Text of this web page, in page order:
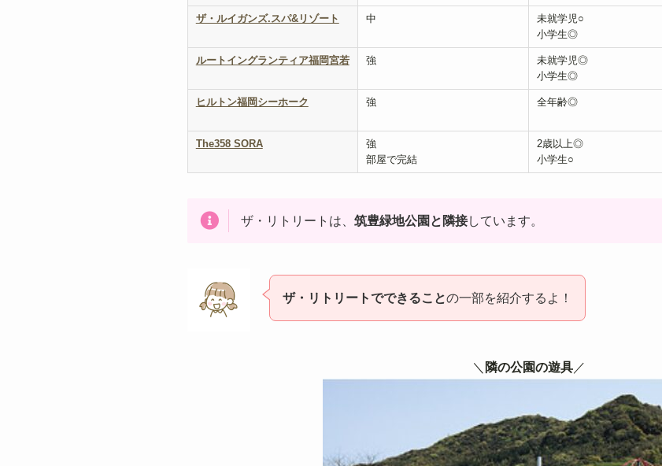
ザ・ルイガンズ.スパ&リゾート 中
未就学児○
小学生◎
ルートイングランティア福岡宮若 強
未就学児◎
小学生◎
ヒルトン福岡シーホーク 強 全年齢◎
The358 SORA
強
部屋で完結
2歳以上◎
小学生○
ザ・リトリートは、 筑豊緑地公園と隣接しています。
ザ・リトリートでできることの一部を紹介するよ！
＼ 隣の公園の遊具 ／